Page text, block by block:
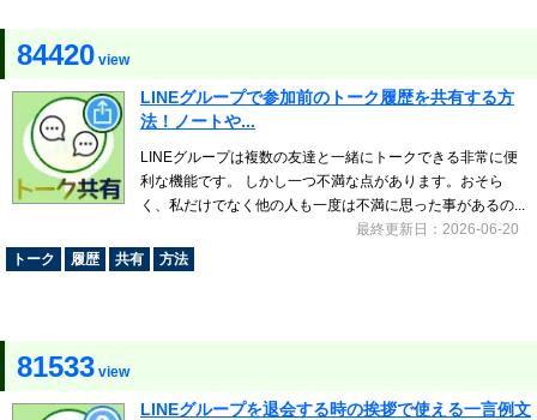
84420 view
LINEグループで参加前のトーク履歴を共有する方
法！ノートや...
LINEグループは複数の友達と一緒にトークできる非常に便
利な機能です。 しかし一つ不満な点があります。おそら
く、私だけでなく他の人も一度は不満に思った事があるの...
最終更新日：2026-06-20
トーク
履歴 共有 方法
81533 view
LINEグループを退会する時の挨拶で使える一言例文